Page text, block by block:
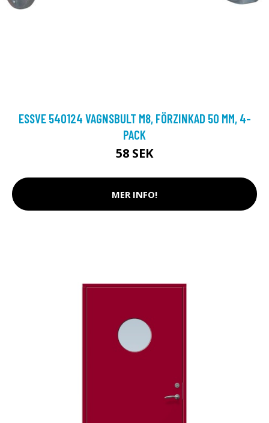
ESSVE 540124 VAGNSBULT M8, FÖRZINKAD 50 MM, 4-
PACK
58 SEK
MER INFO!